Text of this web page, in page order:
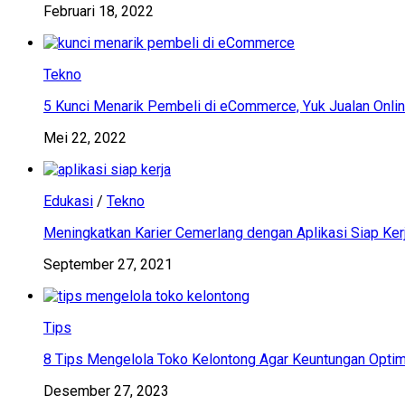
Februari 18, 2022
Tekno
5 Kunci Menarik Pembeli di eCommerce, Yuk Jualan
Mei 22, 2022
Edukasi / Tekno
Meningkatkan Karier Cemerlang dengan Aplikasi Siap
September 27, 2021
Tips
8 Tips Mengelola Toko Kelontong Agar Keuntungan
Desember 27, 2023